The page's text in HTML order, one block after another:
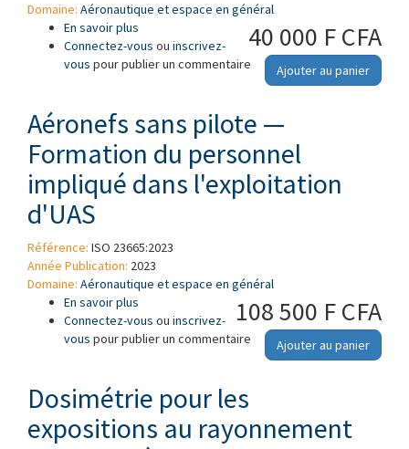
Domaine: Aéronautique et espace en général
40 000 F CFA
Ajouter au panier
En savoir plus à propos de Dynamique de vol – Vocabulaire —
Partie 7: Points de vol et domaines de vol
Connectez-vous ou inscrivez-
vous pour publier un commentaire
Aéronefs sans pilote —
Formation du personnel
impliqué dans l'exploitation
d'UAS
Référence: ISO 23665:2023
Année Publication: 2023
Domaine: Aéronautique et espace en général
108 500 F CFA
Ajouter au panier
En savoir plus à propos de Aéronefs sans pilote — Formation
du personnel impliqué dans l'exploitation
d'UAS
Connectez-vous ou inscrivez-
vous pour publier un commentaire
Dosimétrie pour les
expositions au rayonnement